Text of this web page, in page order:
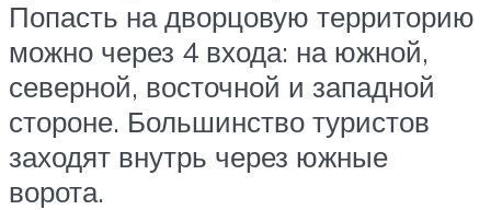
Попасть на дворцовую территорию
можно через 4 входа: на южной,
северной, восточной и западной
стороне. Большинство туристов
заходят внутрь через южные
ворота.